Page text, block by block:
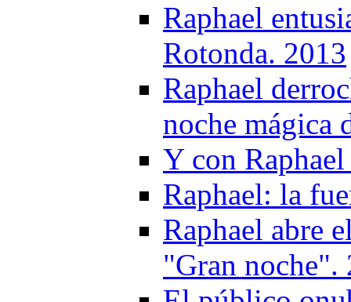
Raphael
Rotonda. 2013
Raphael
noche mágica
Y con
Raphael: la
Raphael abre
"Gran noche".